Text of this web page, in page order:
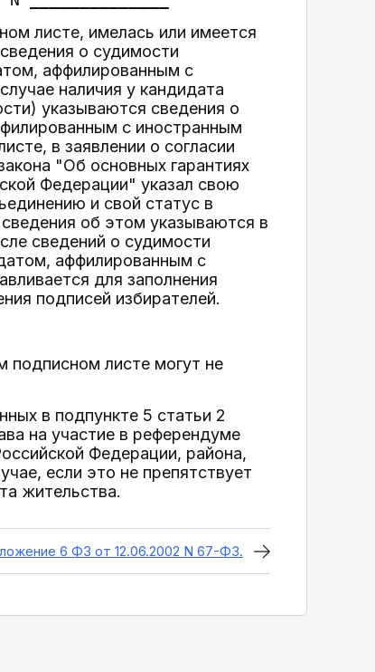
листе, имелась или имеется
о судимости
аффилированным с
наличия у кандидата
указываются сведения о
с иностранным
в заявлении о согласии
"Об основных гарантиях
Федерации" указал свою
и свой статус в
об этом указываются в
сведений о судимости
аффилированным с
для заполнения
подписей избирателей.
подписном листе могут не
в подпункте 5 статьи 2
на участие в референдуме
Федерации, района,
если это не препятствует
жительства.
6 ФЗ от 12.06.2002 N 67-ФЗ.